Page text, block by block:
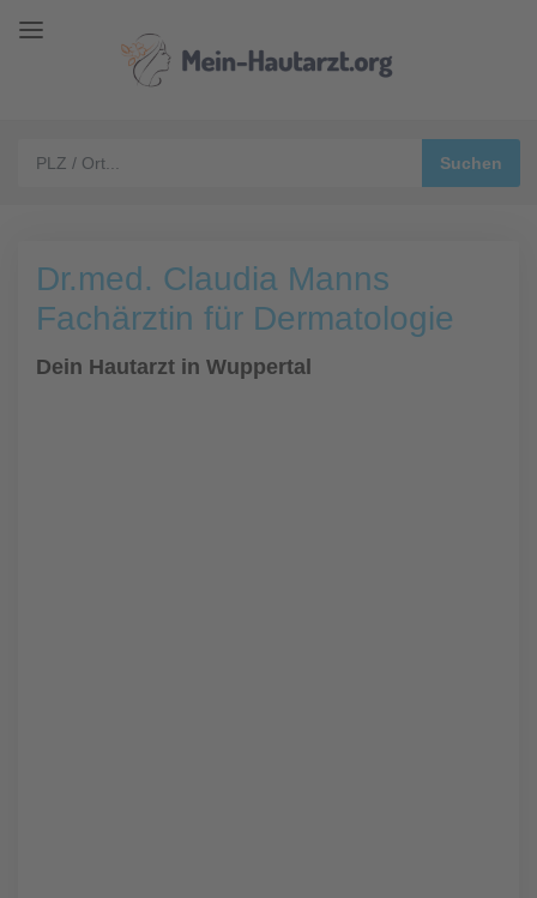
Dr.med. Claudia Manns
Fachärztin für Dermatologie
Dein Hautarzt in Wuppertal